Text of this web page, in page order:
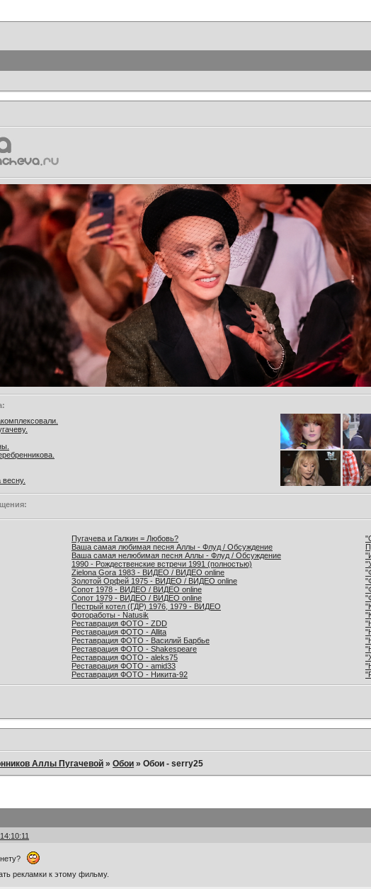
Пугачева и Галкин = Любовь?
Ваша самая любимая песня Аллы - Флуд / Обсуждение
Ваша самая нелюбимая песня Аллы - Флуд / Обсуждение
1990 - Рождественские встречи 1991 (полностью)
Zielona Gora 1983 - ВИДЕО / ВИДЕО online
Золотой Орфей 1975 - ВИДЕО / ВИДЕО online
Сопот 1978 - ВИДЕО / ВИДЕО online
Сопот 1979 - ВИДЕО / ВИДЕО online
Пестрый котел (ГДР) 1976, 1979 - ВИДЕО
Фотоработы - Natusik
Реставрация ФОТО - ZDD
Реставрация ФОТО - Allita
Реставрация ФОТО - Василий Барбье
Реставрация ФОТО - Shakespeare
Реставрация ФОТО - aleks75
Реставрация ФОТО - amid33
Реставрация ФОТО - Никита-92
Аллы Пугачевой »Обои »Обои - serry25
рекламки к этому фильму.